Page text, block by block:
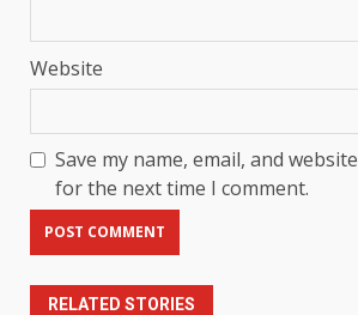
Website
Save my name, email, and
for the next time I comment.
RELATED STORIES